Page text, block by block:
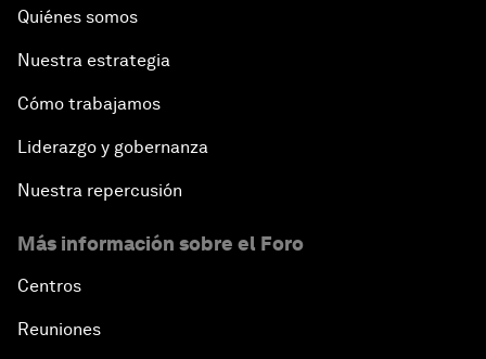
Quiénes somos
Nuestra estrategia
Cómo trabajamos
Liderazgo y gobernanza
Nuestra repercusión
Más información sobre el Foro
Centros
Reuniones